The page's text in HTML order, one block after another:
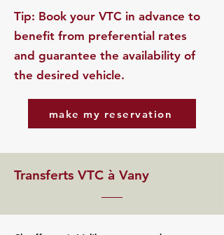
​Tip: Book your VTC in advance to
benefit from preferential rates
and guarantee the availability of
the desired vehicle.
make my reservation
Transferts VTC à Vany